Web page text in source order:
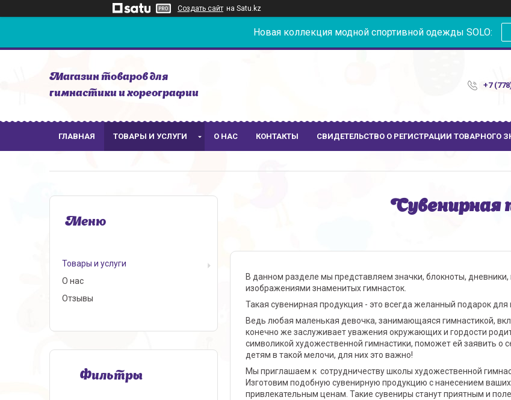
Создать сайт на Satu.kz
Новая коллекция модной спортивной одежды SOLO:
Магазин товаров для
гимнастики и хореографии
+7
ГЛАВНАЯ ТОВАРЫ И УСЛУГИ О НАС КОНТАКТЫ СВИДЕТЕЛЬСТВО О РЕГИСТРАЦИИ ТОВАРНОГО
Сувенирная
В данном разделе мы представляем значки, блокноты,
изображениями знаменитых гимнасток.
Такая сувенирная продукция - это всегда желанный подарок
Ведь любая маленькая девочка, занимающаяся гимнастикой,
конечно же заслуживает уважения окружающих и гордости
символикой художественной гимнастики, поможет ей заявить о
детям в такой мелочи, для них это важно!
Мы приглашаем к сотрудничеству школы художественной
Изготовим подобную сувенирную продукцию с нанесением
привлекательным ценам. Такие сувениры станут приятным и
Товары и услуги
О нас
Отзывы
Фильтры